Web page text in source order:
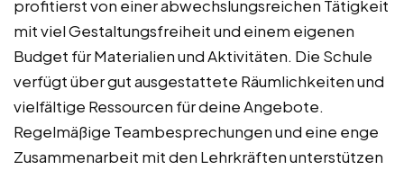
profitierst von einer abwechslungsreichen Tätigkeit
mit viel Gestaltungsfreiheit und einem eigenen
Budget für Materialien und Aktivitäten. Die Schule
verfügt über gut ausgestattete Räumlichkeiten und
vielfältige Ressourcen für deine Angebote.
Regelmäßige Teambesprechungen und eine enge
Zusammenarbeit mit den Lehrkräften unterstützen